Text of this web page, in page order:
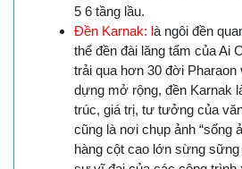
5 6 tầng lầu.
Đền Karnak: là ngôi đền
thể đền đài lăng tẩm của Ai
trải qua hơn 30 đời
dựng mở rộng, đền Karnak
trúc, giá trị, tư tưởng của
cũng là nơi chụp ảnh “sống
hàng cột cao lớn sừng sững